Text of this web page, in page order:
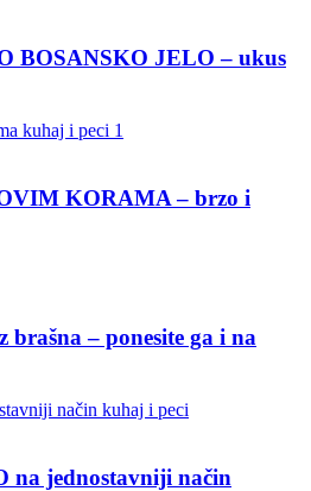
BOSANSKO JELO – ukus
KORAMA – brzo i
– ponesite ga i na
na jednostavniji način